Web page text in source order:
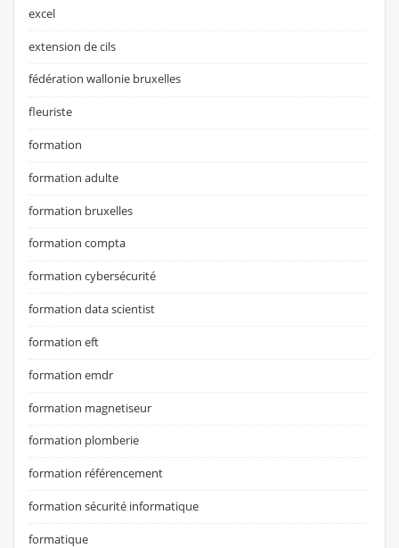
excel
extension de cils
fédération wallonie bruxelles
fleuriste
formation
formation adulte
formation bruxelles
formation compta
formation cybersécurité
formation data scientist
formation eft
formation emdr
formation magnetiseur
formation plomberie
formation référencement
formation sécurité informatique
formatique